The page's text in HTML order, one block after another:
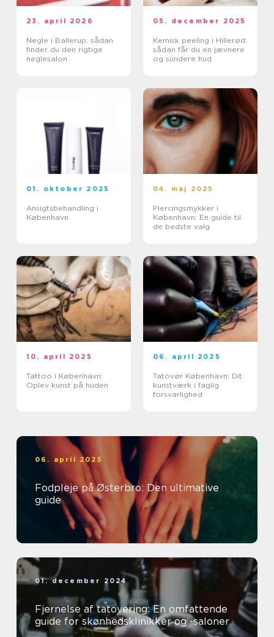
23. april 2026
Negle i Ballerup: sådan
finder du den rigtige
neglesalon
05. december 2025
Kemisk peeling i Hillerød:
sådan får du en jævnere
og sundere hud
01. oktober 2025
Ansigtsbehandling i
København
04. maj 2025
Piercingsmykker i
København: En guide til
de bedste valg
10. april 2025
Tattoo i København:
Oplev kunst på huden
06. april 2025
Tatovør København: Dit
kunstværk i faglig
forsvarlighed
06. april 2025
Fodpleje på Østerbro: Den ultimative
guide
01. december 2024
Fjernelse af tatovering: En omfattende
guide for skønhedsklinikker og -saloner